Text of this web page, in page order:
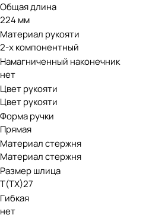
Общая длина
224 мм
Материал рукояти
2-х компонентный
Намагниченный наконечник
нет
Цвет рукояти
Цвет рукояти
Форма ручки
Прямая
Материал стержня
Материал стержня
Размер шлица
Т(ТХ)27
Гибкая
нет